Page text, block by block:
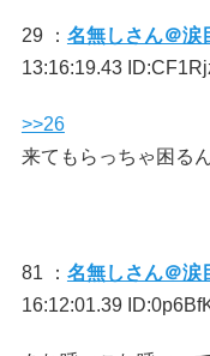
29 ： 名無しさん＠涙
13:16:19.43
>>26
来てもらっちゃ困る
81 ： 名無しさん＠涙
16:12:01.39